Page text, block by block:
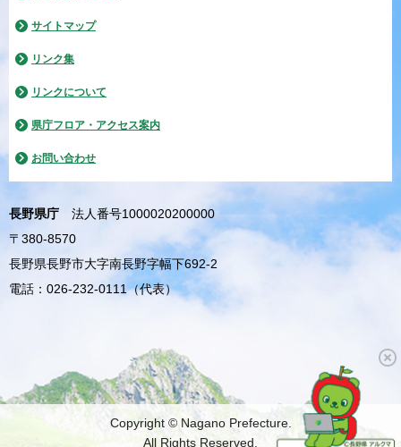
サイトマップ
リンク集
リンクについて
県庁フロア・アクセス案内
お問い合わせ
長野県庁
法人番号1000020200000
〒380-8570
長野県長野市大字南長野字幅下692-2
電話：026-232-0111（代表）
Copyright © Nagano Prefecture.
All Rights Reserved.